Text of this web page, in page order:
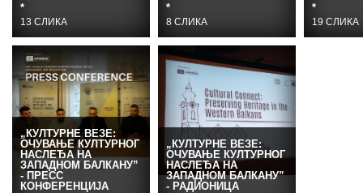
*
13 СЛИКА
*
8 СЛИКА
*
19 СЛИКА
„КУЛТУРНЕ ВЕЗЕ:
ОЧУВАЊЕ КУЛТУРНОГ
НАСЛЕЂА НА
ЗАПАДНОМ БАЛКАНУ”
- ПРЕСС
КОНФЕРЕНЦИЈА
„КУЛТУРНЕ ВЕЗЕ:
ОЧУВАЊЕ КУЛТУРНОГ
НАСЛЕЂА НА
ЗАПАДНОМ БАЛКАНУ”
- РАДИОНИЦА